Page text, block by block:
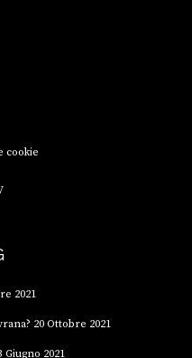
cookie
2021
20 Ottobre 2021
Giugno 2021